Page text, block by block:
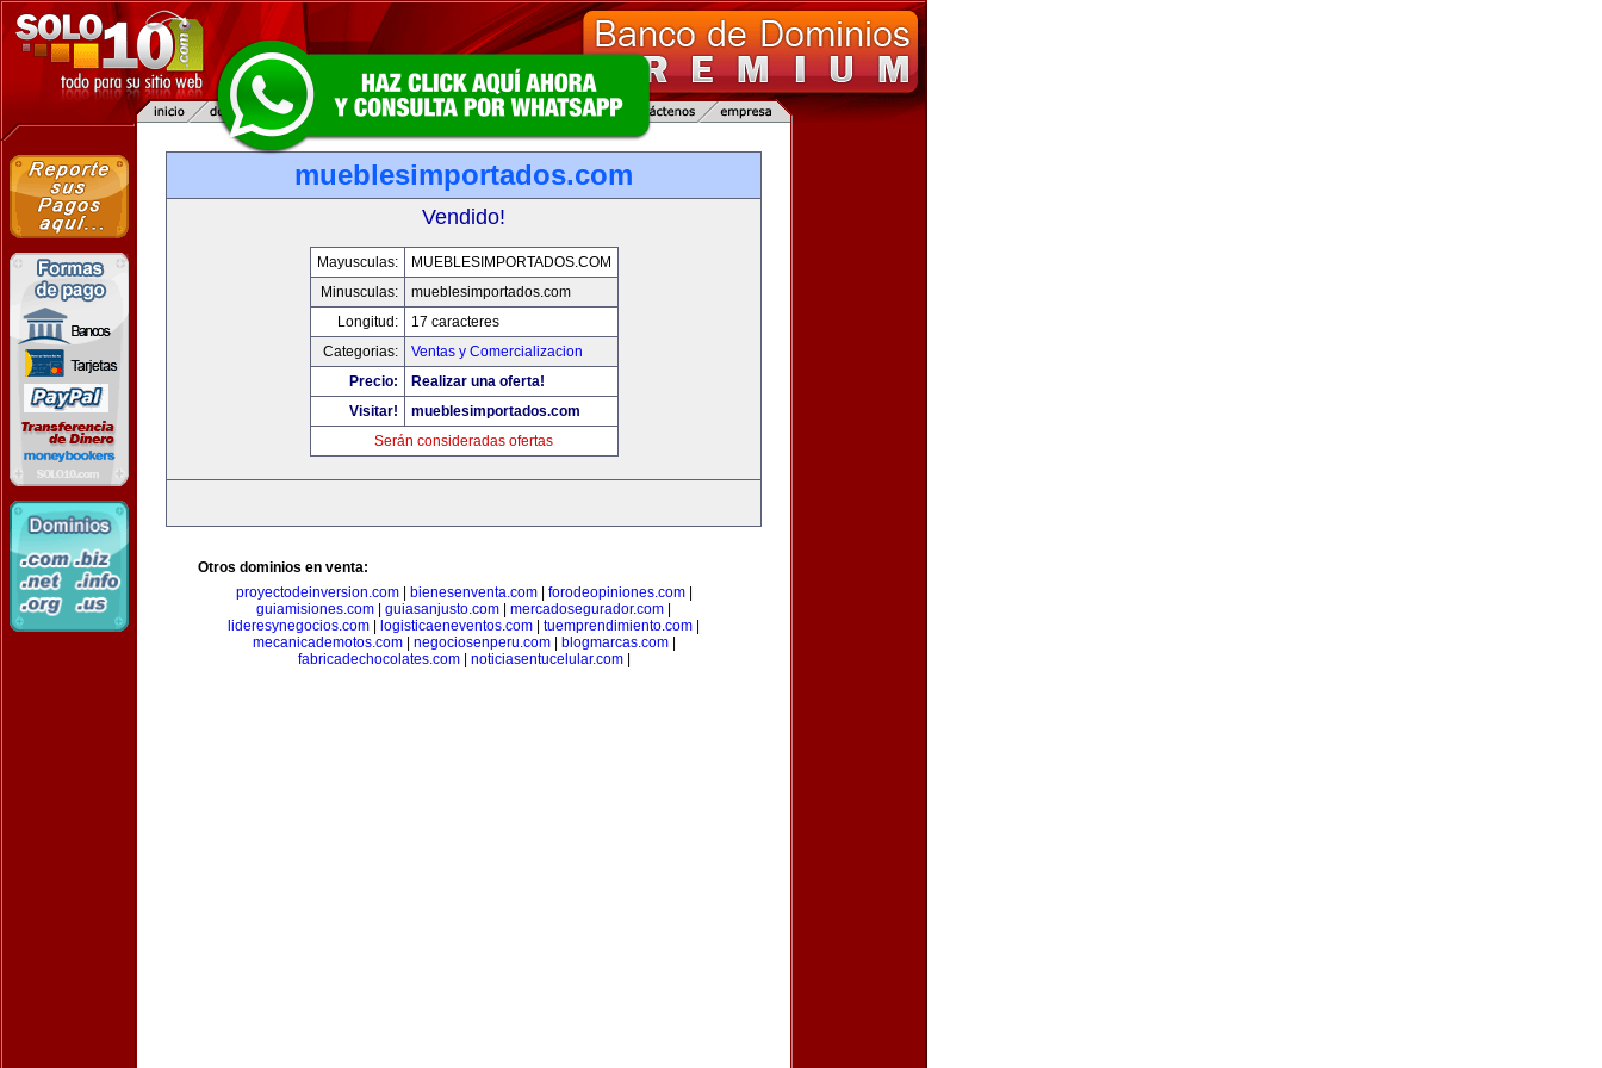
mueblesimportados.com
Vendido!
Mayusculas:
MUEBLESIMPORTADOS.COM
Minusculas:
mueblesimportados.com
Longitud:
17 caracteres
Categorias:
Ventas y Comercializacion
Precio:
Realizar una oferta!
Visitar!
mueblesimportados.com
Serán consideradas ofertas
Otros dominios en venta:
proyectodeinversion.com| bienesenventa.com| forodeopiniones.com|
guiamisiones.com
guiasanjusto.com mercadosegurador.com
lideresynegocios.com
logisticaeneventos.com tuemprendimiento.com
mecanicademotos.com| negociosenperu.com| blogmarcas.com|
fabricadechocolates.com| noticiasentucelular.com|